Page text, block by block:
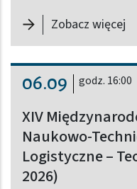
Zobacz więcej-
06.09 godz. 16:00
XIV
Naukowo-
Logistyczne –
2026)